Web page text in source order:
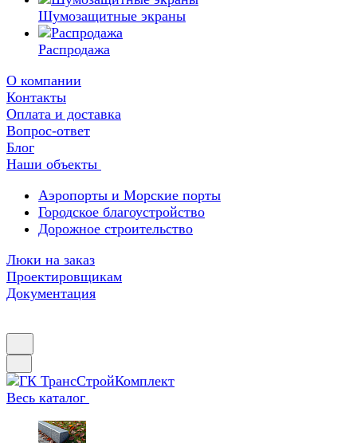
Шумозащитные экраны
Распродажа
О компании
Контакты
Оплата и доставка
Вопрос-ответ
Блог
Наши объекты
Аэропорты и Морские порты
Городское благоустройство
Дорожное строительство
Люки на заказ
Проектировщикам
Документация
Весь каталог